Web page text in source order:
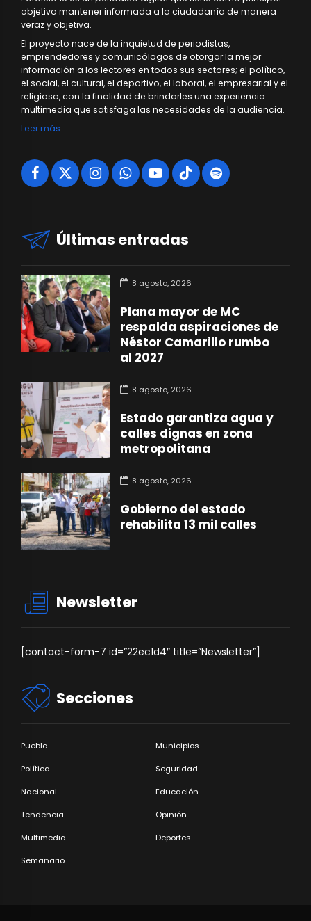
objetivo mantener informada a la ciudadanía de manera
veraz y objetiva.
El proyecto nace de la inquietud de periodistas,
emprendedores y comunicólogos de otorgar la mejor
información a los lectores en todos sus sectores; el político,
el social, el cultural, el deportivo, el laboral, el empresarial y el
religioso, con la finalidad de brindarles una experiencia
multimedia que satisfaga las necesidades de la audiencia.
Leer más…
Últimas entradas
8 agosto, 2026
Plana mayor de MC
respalda aspiraciones de
Néstor Camarillo rumbo
al 2027
8 agosto, 2026
Estado garantiza agua y
calles dignas en zona
metropolitana
8 agosto, 2026
Gobierno del estado
rehabilita 13 mil calles
Newsletter
[contact-form-7 id=”22ec1d4″ title=”Newsletter”]
Secciones
Puebla Municipios
Política Seguridad
Nacional Educación
Tendencia Opinión
Multimedia Deportes
Semanario